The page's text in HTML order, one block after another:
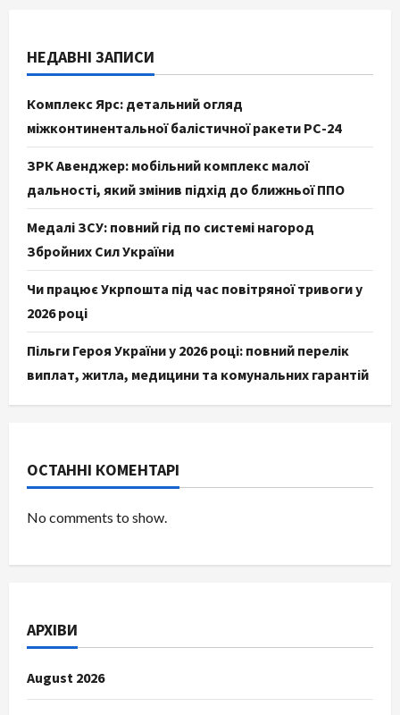
НЕДАВНІ ЗАПИСИ
Комплекс Ярс: детальний огляд
міжконтинентальної балістичної ракети РС-24
ЗРК Авенджер: мобільний комплекс малої
дальності, який змінив підхід до ближньої ППО
Медалі ЗСУ: повний гід по системі нагород
Збройних Сил України
Чи працює Укрпошта під час повітряної тривоги у
2026 році
Пільги Героя України у 2026 році: повний перелік
виплат, житла, медицини та комунальних гарантій
ОСТАННІ КОМЕНТАРІ
No comments to show.
АРХІВИ
August 2026